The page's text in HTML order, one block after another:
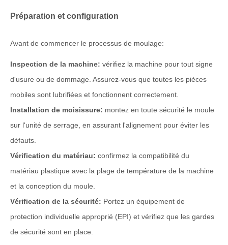
Préparation et configuration
Avant de commencer le processus de moulage:
Inspection de la machine: vérifiez la machine pour tout signe
d'usure ou de dommage. Assurez-vous que toutes les pièces
mobiles sont lubrifiées et fonctionnent correctement.
Installation de moisissure: montez en toute sécurité le moule
sur l'unité de serrage, en assurant l'alignement pour éviter les
défauts.
Vérification du matériau: confirmez la compatibilité du
matériau plastique avec la plage de température de la machine
et la conception du moule.
Vérification de la sécurité: Portez un équipement de
protection individuelle approprié (EPI) et vérifiez que les gardes
de sécurité sont en place.